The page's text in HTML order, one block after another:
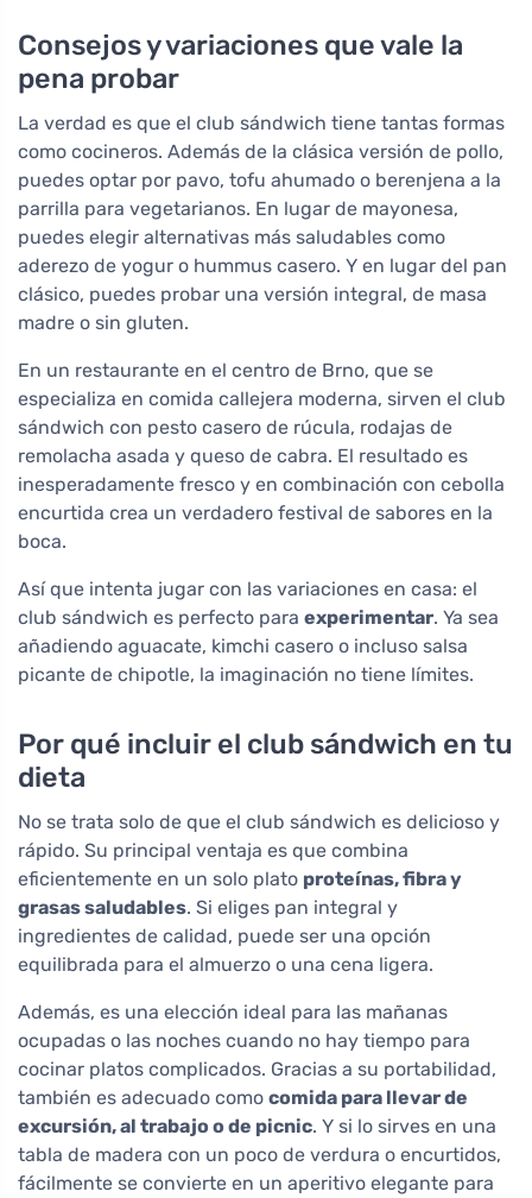
Consejos y variaciones que vale la
pena probar
La verdad es que el club sándwich tiene tantas formas
como cocineros. Además de la clásica versión de pollo,
puedes optar por pavo, tofu ahumado o berenjena a la
parrilla para vegetarianos. En lugar de mayonesa,
puedes elegir alternativas más saludables como
aderezo de yogur o hummus casero. Y en lugar del pan
clásico, puedes probar una versión integral, de masa
madre o sin gluten.
En un restaurante en el centro de Brno, que se
especializa en comida callejera moderna, sirven el club
sándwich con pesto casero de rúcula, rodajas de
remolacha asada y queso de cabra. El resultado es
inesperadamente fresco y en combinación con cebolla
encurtida crea un verdadero festival de sabores en la
boca.
Así que intenta jugar con las variaciones en casa: el
club sándwich es perfecto para experimentar. Ya sea
añadiendo aguacate, kimchi casero o incluso salsa
picante de chipotle, la imaginación no tiene límites.
Por qué incluir el club sándwich en tu
dieta
No se trata solo de que el club sándwich es delicioso y
rápido. Su principal ventaja es que combina
eficientemente en un solo plato proteínas, fibra y
grasas saludables. Si eliges pan integral y
ingredientes de calidad, puede ser una opción
equilibrada para el almuerzo o una cena ligera.
Además, es una elección ideal para las mañanas
ocupadas o las noches cuando no hay tiempo para
cocinar platos complicados. Gracias a su portabilidad,
también es adecuado como comida para llevar de
excursión, al trabajo o de picnic. Y si lo sirves en una
tabla de madera con un poco de verdura o encurtidos,
fácilmente se convierte en un aperitivo elegante para